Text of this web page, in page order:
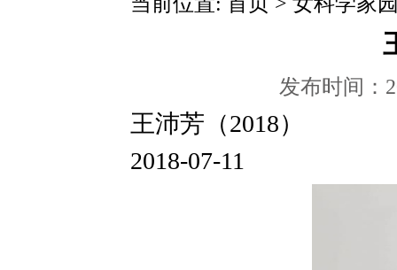
发布时间：
王沛芳（2018）
2018-07-11